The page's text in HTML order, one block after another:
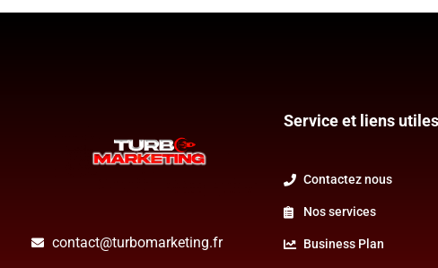
contact@turbomarketing.fr
Service et liens utiles
Contactez nous
Nos services
Business Plan